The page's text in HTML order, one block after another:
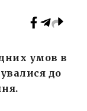
умов в
до